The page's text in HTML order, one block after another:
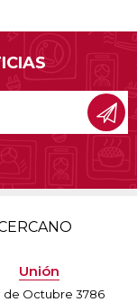
Unión
de Octubre 3786